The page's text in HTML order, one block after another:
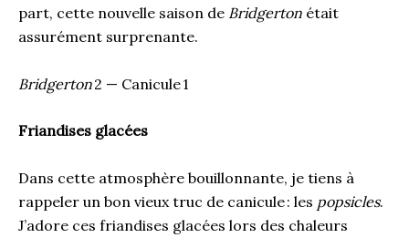
part, cette nouvelle saison de Bridgerton était
assurément surprenante.
Bridgerton2 — Canicule 1
Friandises glacées
Dans cette atmosphère bouillonnante, je tiens à
rappeler un bon vieux truc de canicule : les popsicles.
J’adore ces friandises glacées lors des chaleurs